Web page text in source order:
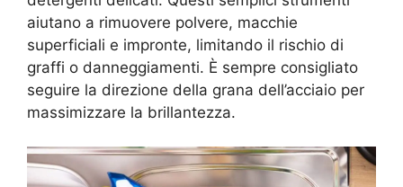
aiutano a rimuovere polvere, macchie
superficiali e impronte, limitando il rischio di
graffi o danneggiamenti. È sempre consigliato
seguire la direzione della grana dell’acciaio per
massimizzare la brillantezza.